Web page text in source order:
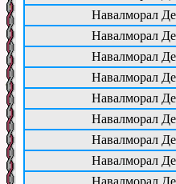
Навалморал
Навалморал
Навалморал
Навалморал
Навалморал
Навалморал
Навалморал
Навалморал
Навалморал